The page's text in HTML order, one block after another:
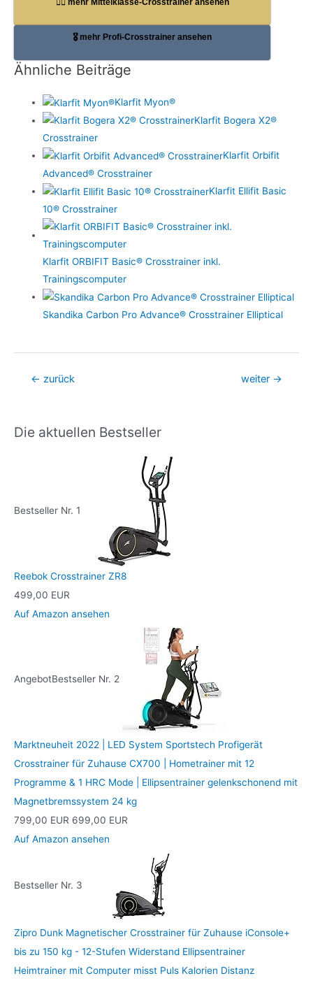
🎖️ mehr Profi-Crosstrainer ansehen
Ähnliche Beiträge
Klarfit Myon®
Klarfit Bogera X2®
Crosstrainer
Klarfit Orbifit
Advanced® Crosstrainer
Klarfit Ellifit Basic
10® Crosstrainer
Klarfit ORBIFIT Basic® Crosstrainer inkl.
Trainingscomputer
Skandika Carbon Pro Advance® Crosstrainer Elliptical
Beitragsnavigation
← zurück weiter →
Die aktuellen Bestseller
Bestseller Nr. 1
Reebok Crosstrainer ZR8
499,00 EUR
Auf Amazon ansehen
AngebotBestseller Nr. 2
Marktneuheit 2022 | LED System Sportstech Profigerät
Crosstrainer für Zuhause CX700 | Hometrainer mit 12
Programme & 1 HRC Mode | Ellipsentrainer gelenkschonend mit
Magnetbremssystem 24 kg
799,00 EUR 699,00 EUR
Auf Amazon ansehen
Bestseller Nr. 3
Zipro Dunk Magnetischer Crosstrainer für Zuhause iConsole+
bis zu 150 kg - 12-Stufen Widerstand Ellipsentrainer
Heimtrainer mit Computer misst Puls Kalorien Distanz